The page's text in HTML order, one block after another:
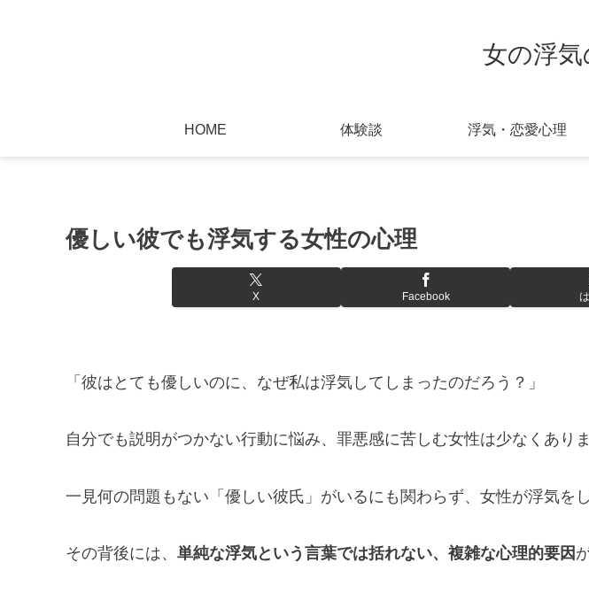
女の浮気
HOME 体験談 浮気・恋愛心理
優しい彼でも浮気する女性の心理
X Facebook
「彼はとても優しいのに、なぜ私は浮気してしまったのだろう？」
自分でも説明がつかない行動に悩み、罪悪感に苦しむ女性は少なくありま
一見何の問題もない「優しい彼氏」がいるにも関わらず、女性が浮気を
その背後には、 単純な浮気という言葉では括れない、複雑な心理的要因